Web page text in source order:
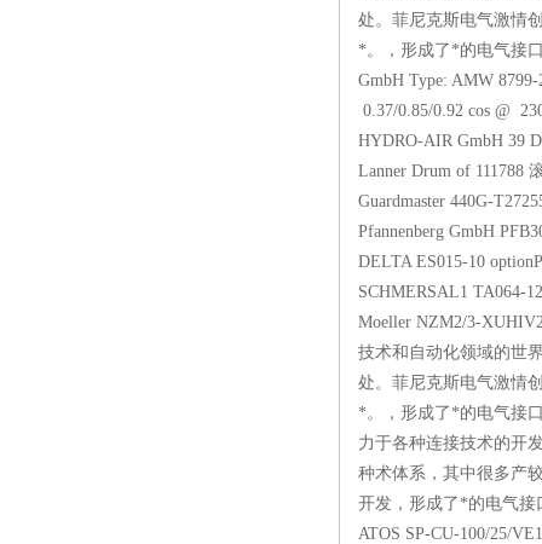
处。菲尼克斯电气激情
*。，形成了*的电气接
GmbH Type: AMW
0.37/0.85/0.92 cos @
HYDRO-AIR GmbH 39
Lanner Drum of 111788
Guardmaster 440G-
Pfannenberg GmbH
DELTA ES015-10
SCHMERSAL1 TA064-
Moeller NZM2/3-
技术和自动化领域的世
处。菲尼克斯电气激情
*。，形成了*的电气接
力于各种连接技术的开
种术体系，其中很多产
开发，形成了*的电气接
ATOS SP-CU-100/25/